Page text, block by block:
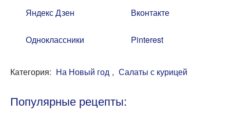
Яндекс Дзен Вконтакте
Одноклассники Pinterest
Категория: На Новый год , Салаты с курицей
Популярные рецепты: